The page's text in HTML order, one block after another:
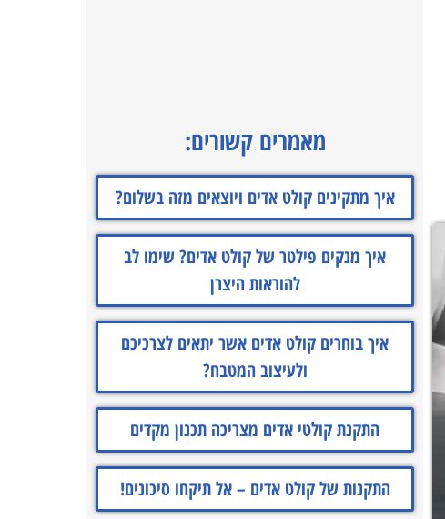
מאמרים קשורים:
איך מתקינים קולט אדים ויוצאים מזה בשלום?
איך מנקים פילטר של קולט אדים? שימו לב
להוראות היצרן
איך בוחרים קולט אדים אשר יתאים לצרכיכם
ולעיצוב המטבח?
התקנת קולטי אדים מצריכה תכנון מקדים
התקנות של קולט אדים – אל תיקחו סיכונים!